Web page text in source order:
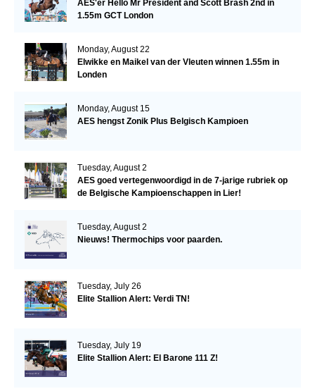
AES'er Hello Mr President and Scott Brash 2nd in
1.55m GCT London
Monday, August 22
Elwikke en Maikel van der Vleuten winnen 1.55m in
Londen
Monday, August 15
AES hengst Zonik Plus Belgisch Kampioen
Tuesday, August 2
AES goed vertegenwoordigd in de 7-jarige rubriek op
de Belgische Kampioenschappen in Lier!
Tuesday, August 2
Nieuws! Thermochips voor paarden.
Tuesday, July 26
Elite Stallion Alert: Verdi TN!
Tuesday, July 19
Elite Stallion Alert: El Barone 111 Z!